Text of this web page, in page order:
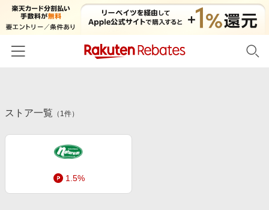
カテゴリー一覧
百貨店・総合ECモール
ファッション・インナー・小物
食品・スイーツ・お酒
初回購入者限定特典
友達紹介
ストア一覧 （ 1件）
1.5%